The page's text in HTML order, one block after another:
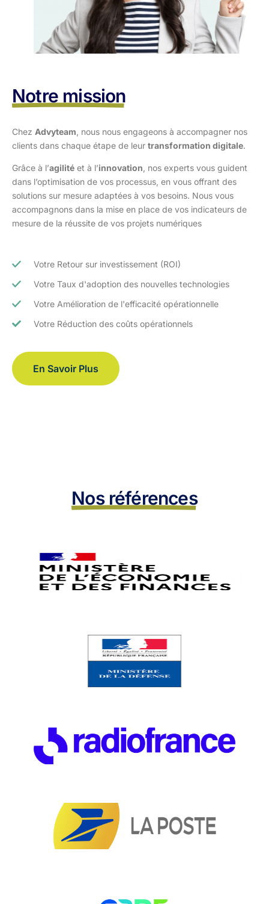
Notre mission
Chez Advyteam , nous nous engageons à accompagner nos
clients dans chaque étape de leur transformation digitale.
Grâce à l’agilité et à l’innovation , nos experts vous guident
dans l’optimisation de vos processus, en vous offrant des
solutions sur mesure adaptées à vos besoins. Nous vous
accompagnons dans la mise en place de vos indicateurs de
mesure de la réussite de vos projets numériques
Votre Retour sur investissement (ROI)
Votre Taux d'adoption des nouvelles technologies
Votre Amélioration de l'efficacité opérationnelle
Votre Réduction des coûts opérationnels
En Savoir Plus
Nos références